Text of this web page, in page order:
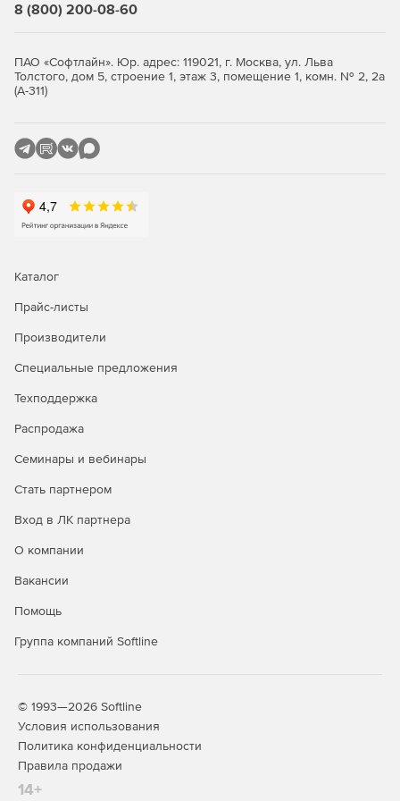
При оформлении проектных документов используются
средства формирования видов и разрезов, подсистема
выносок, а также другие инструменты. В дополнение к
правилам оформления, основанным на ГОСТ,
пользователь может настроить собственные правила
Спецификации и другие табличные документы
виртуальный спецификатор – всегда доступное для
8 (800) 200-08-60
ПАО «Софтлайн». Юр. адрес: 119021, г. Москва, ул. Льва
Толстого, дом 5, строение 1, этаж 3, помещение 1, комн. № 2, 2а
(А-311)
Каталог
Прайс-листы
Производители
Специальные предложения
Техподдержка
Распродажа
Семинары и вебинары
Стать партнером
Вход в ЛК партнера
О компании
Вакансии
Помощь
Группа компаний Softline
© 1993—2026 Softline
Условия использования
Политика конфиденциальности
Правила продажи
14+